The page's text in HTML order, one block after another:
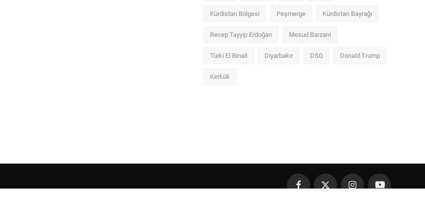
Kürdistan Bölgesi Peşmerge Kürdistan Bayrağı
Recep Tayyip Erdoğan Mesud Barzani
Türki El Binali Diyarbakır DSG Donald Trump
Kerkük